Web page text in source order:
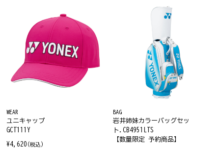
WEAR
ユニキャップ
GCT111Y
¥4,620 (税込)
BAG
岩井姉妹カラーバッグセッ
ト.CB4951LTS
【数量限定 予約商品】